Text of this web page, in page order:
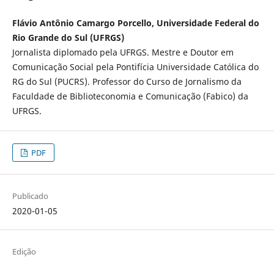
Flávio Antônio Camargo Porcello, Universidade Federal do
Rio Grande do Sul (UFRGS)
Jornalista diplomado pela UFRGS. Mestre e Doutor em
Comunicação Social pela Pontifícia Universidade Católica do
RG do Sul (PUCRS). Professor do Curso de Jornalismo da
Faculdade de Biblioteconomia e Comunicação (Fabico) da
UFRGS.
PDF
Publicado
2020-01-05
Edição